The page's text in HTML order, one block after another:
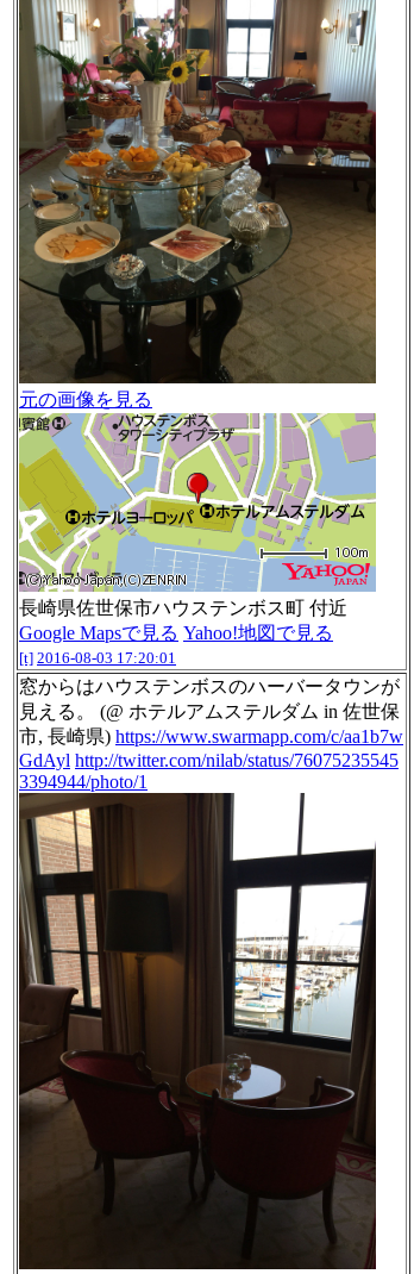
元の画像を見る
長崎県佐世保市ハウステンボス町 付近
Google Mapsで見る Yahoo!地図で見る
[t] 2016-08-03 17:20:01
窓からはハウステンボスのハーバータウンが
見える。 (@ ホテルアムステルダム in 佐世保
市, 長崎県) https://www.swarmapp.com/c/aa1b7w
GdAyl http://twitter.com/nilab/status/76075235545
3394944/photo/1